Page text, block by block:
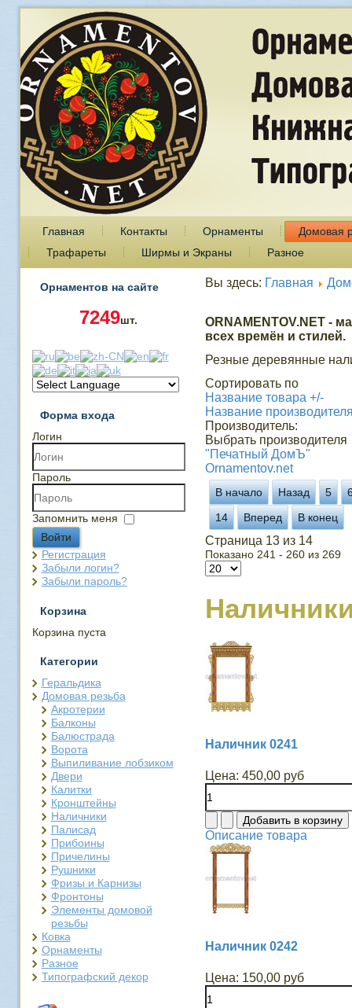
Главная Контакты Орнаменты
Домовая
Трафареты
Ширмы и Экраны Разное
Орнаментов на сайте
7249шт.
Форма входа
Логин
Пароль
Запомнить меня
Войти
Регистрация
Забыли логин?
Забыли пароль?
Корзина
Корзина пуста
Категории
Геральдика
Домовая резьба
Акротерии
Балконы
Балюстрада
Ворота
Выпиливание лобзиком
Двери
Калитки
Кронштейны
Наличники
Палисад
Прибоины
Причелины
Рушники
Фризы и Карнизы
Фронтоны
Элементы домовой
резьбы
Ковка
Орнаменты
Разное
Типографский декор
Вы здесь: Главная
ORNAMENTOV.NET -
всех времён и стилей.
Резные деревянные
Сортировать по
Название товара +/-
Название
Производитель:
Выбрать производителя
"Печатный ДомЪ"
Ornamentov.net
В начало Назад 5
14
Вперед В конец
Страница 13 из 14
Показано 241 - 260 из 269
Наличник 0241
Цена: 450,00 руб
Описание товара
Наличник 0242
Цена: 150,00 руб